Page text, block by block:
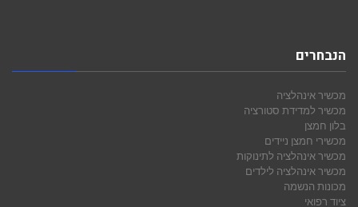
הנבחרים
מכשיר אינהלציה
מכשיר למדידת סטורציה
בלון חמצן
מכשירי חמצן ניידים
מכשיר אינהלציה לתינוקות
מכשיר אינהלציה לילדים
מכונות הנשמה
ציוד רפואי